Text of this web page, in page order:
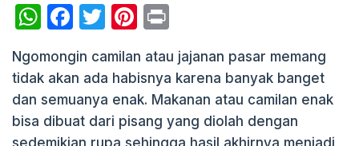
W
at
s
A
F
a
c
e
b
T
w
itt
er
Pi
er
e
st
ri
nt
Ngomongin camilan atau jajanan pasar memang
tidak akan ada habisnya karena banyak banget
dan semuanya enak. Makanan atau camilan enak
bisa dibuat dari pisang yang diolah dengan
sedemikian rupa sehingga hasil akhirnya menjadi